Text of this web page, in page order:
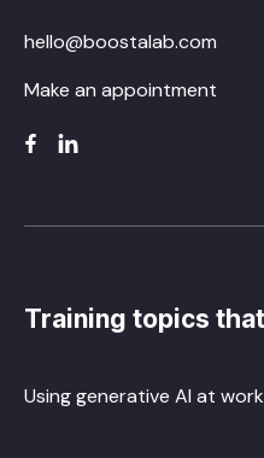
hello@boostalab.com
Make an appointment
Training topics
Using generative AI at work